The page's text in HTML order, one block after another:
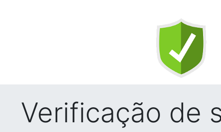
Verificação de